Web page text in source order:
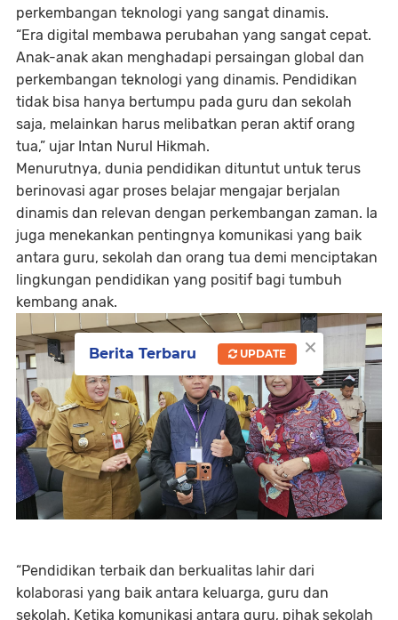
perkembangan teknologi yang sangat dinamis.
“Era digital membawa perubahan yang sangat cepat.
Anak-anak akan menghadapi persaingan global dan
perkembangan teknologi yang dinamis. Pendidikan
tidak bisa hanya bertumpu pada guru dan sekolah
saja, melainkan harus melibatkan peran aktif orang
tua,” ujar Intan Nurul Hikmah.
Menurutnya, dunia pendidikan dituntut untuk terus
berinovasi agar proses belajar mengajar berjalan
dinamis dan relevan dengan perkembangan zaman. Ia
juga menekankan pentingnya komunikasi yang baik
antara guru, sekolah dan orang tua demi menciptakan
lingkungan pendidikan yang positif bagi tumbuh
kembang anak.
“Pendidikan terbaik dan berkualitas lahir dari
kolaborasi yang baik antara keluarga, guru dan
sekolah. Ketika komunikasi antara guru, pihak sekolah
×
Berita Terbaru UPDATE